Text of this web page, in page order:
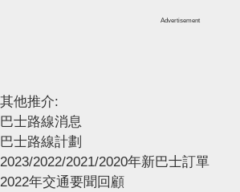
Advertisement
其他推介:
巴士路線消息
巴士路線計劃
2023/2022/2021/2020年新巴士訂單
2022年交通要聞回顧